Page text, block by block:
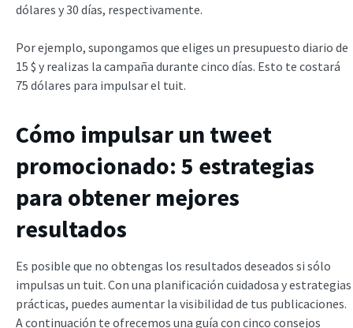
dólares y 30 días, respectivamente.
Por ejemplo, supongamos que eliges un presupuesto diario de
15 $ y realizas la campaña durante cinco días. Esto te costará
75 dólares para impulsar el tuit.
Cómo impulsar un tweet
promocionado: 5 estrategias
para obtener mejores
resultados
Es posible que no obtengas los resultados deseados si sólo
impulsas un tuit. Con una planificación cuidadosa y estrategias
prácticas, puedes aumentar la visibilidad de tus publicaciones.
A continuación te ofrecemos una guía con cinco consejos